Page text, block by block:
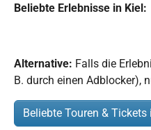
Beliebte Erlebnisse in Kiel:
Alternative: Falls die
B. durch einen Adblocker),
Beliebte Touren & Tickets